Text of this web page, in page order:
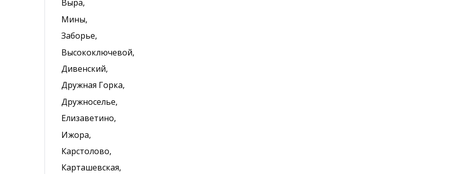
Выра,
Мины,
Заборье,
Высокоключевой,
Дивенский,
Дружная Горка,
Дружноселье,
Елизаветино,
Ижора,
Карстолово,
Карташевская,